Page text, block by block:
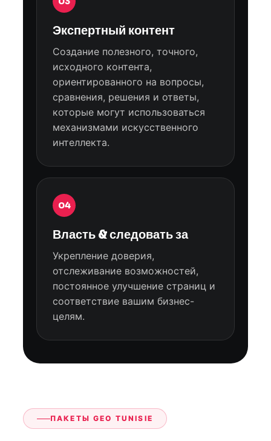
Экспертный контент
Создание полезного, точного,
исходного контента,
ориентированного на вопросы,
сравнения, решения и ответы,
которые могут использоваться
механизмами искусственного
интеллекта.
04
Власть & следовать за
Укрепление доверия,
отслеживание возможностей,
постоянное улучшение страниц и
соответствие вашим бизнес-
целям.
ПАКЕТЫ GEO TUNISIE